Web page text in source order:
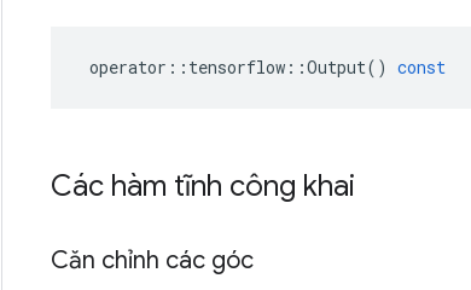
operator :: tensorflow ::Output() const
Các hàm tĩnh công khai
Căn chỉnh các góc